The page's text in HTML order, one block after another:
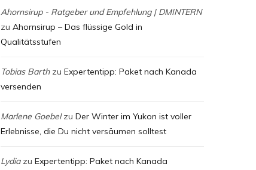
Ahornsirup - Ratgeber und Empfehlung | DMINTERN
zu Ahornsirup – Das flüssige Gold in
Qualitätsstufen
Tobias Barthzu Expertentipp: Paket nach Kanada
versenden
Marlene Goebelzu Der Winter im Yukon ist voller
Erlebnisse, die Du nicht versäumen solltest
Lydiazu Expertentipp: Paket nach Kanada